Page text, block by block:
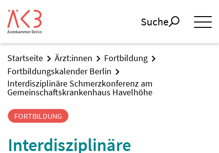
Suche
Startseite Ärzt:innen
Fortbildung
Fortbildungskalender Berlin
Interdisziplinäre Schmerzkonferenz am
Gemeinschaftskrankenhaus Havelhöhe
FORTBILDUNG
Interdisziplinäre